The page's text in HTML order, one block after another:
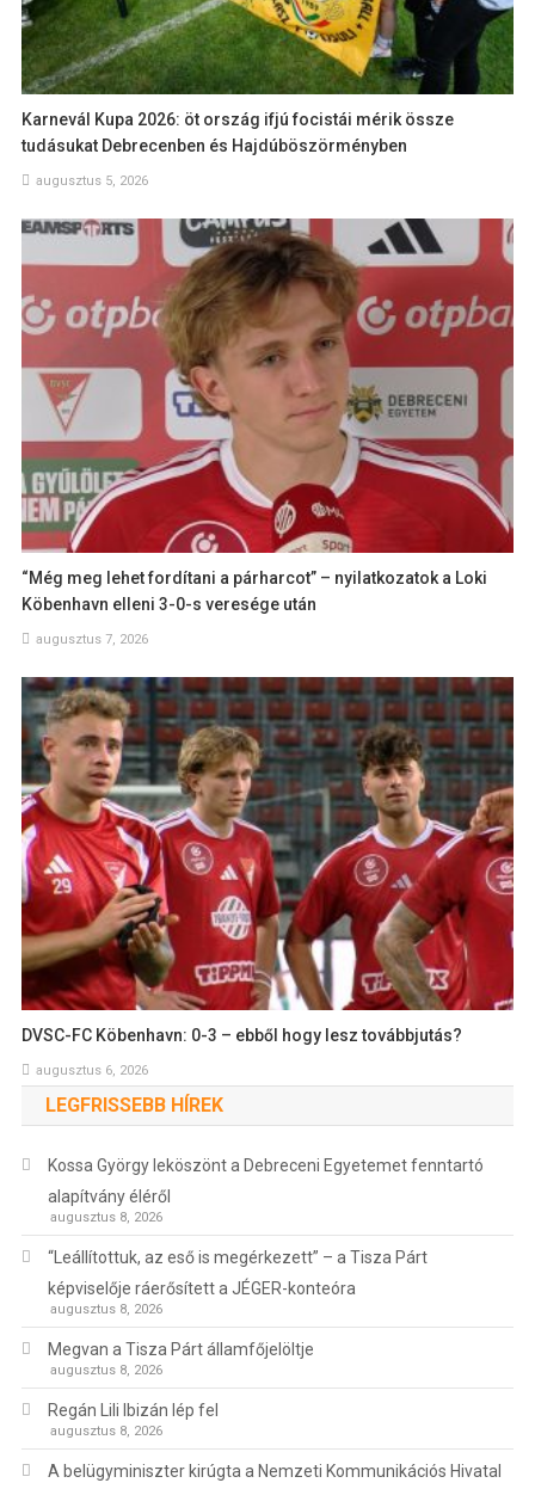
Karnevál Kupa 2026: öt ország ifjú focistái mérik össze
tudásukat Debrecenben és Hajdúböszörményben
augusztus 5, 2026
“Még meg lehet fordítani a párharcot” – nyilatkozatok a Loki
Köbenhavn elleni 3-0-s veresége után
augusztus 7, 2026
DVSC-FC Köbenhavn: 0-3 – ebből hogy lesz továbbjutás?
augusztus 6, 2026
LEGFRISSEBB HÍREK
Kossa György leköszönt a Debreceni Egyetemet fenntartó
alapítvány éléről
augusztus 8, 2026
“Leállítottuk, az eső is megérkezett” – a Tisza Párt
képviselője ráerősített a JÉGER-konteóra
augusztus 8, 2026
Megvan a Tisza Párt államfőjelöltje
augusztus 8, 2026
Regán Lili Ibizán lép fel
augusztus 8, 2026
A belügyminiszter kirúgta a Nemzeti Kommunikációs Hivatal